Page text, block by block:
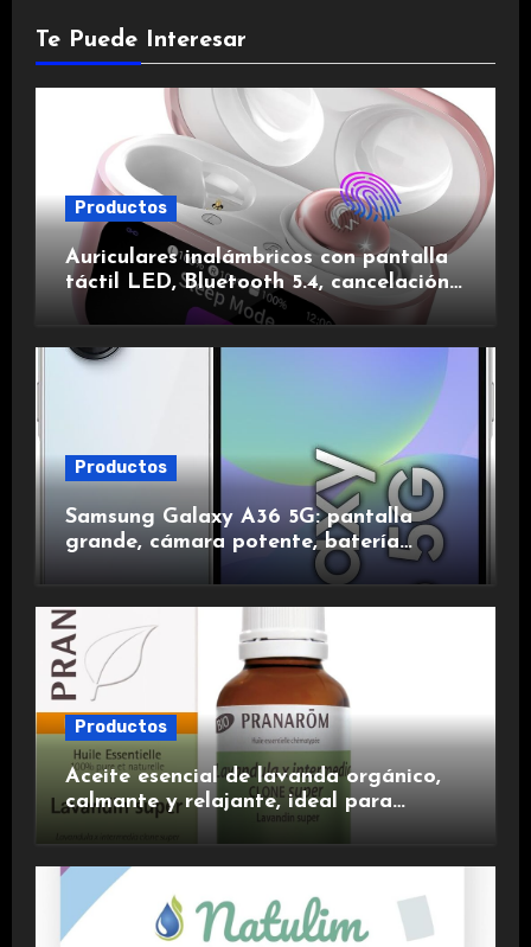
Te Puede Interesar
Productos
Auriculares inalámbricos con pantalla
táctil LED, Bluetooth 5.4, cancelación
de ruido, impermeables y de larga
duración.
Productos
Samsung Galaxy A36 5G: pantalla
grande, cámara potente, batería
duradera y carga rápida para una
experiencia premium.
Productos
Aceite esencial de lavanda orgánico,
calmante y relajante, ideal para